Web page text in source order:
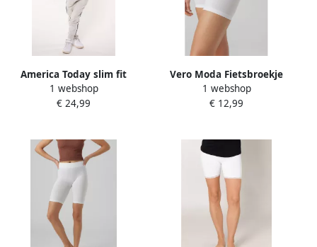
America Today slim fit
joggingbroek Car Jr wit
Meisjes Katoen Effen 134
1 webshop
€ 24,99
Vero Moda Fietsbroekje
VMJACKIE SEAMLESS MINI
SHORTS GA NOOS
1 webshop
€ 12,99